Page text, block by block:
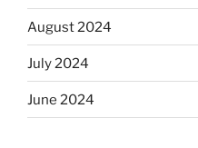
August 2024
July 2024
June 2024